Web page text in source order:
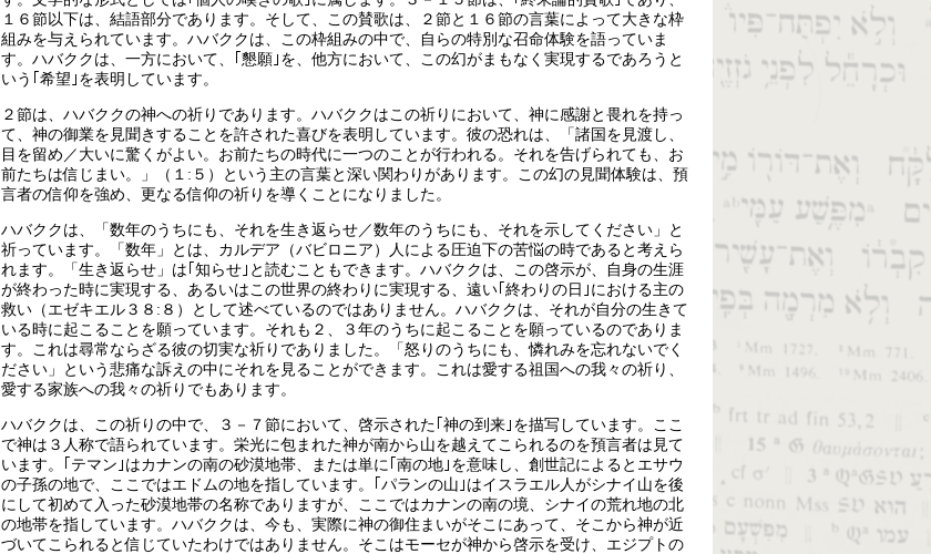
１６節以下は、結語部分であります。そして、この賛歌は、２節と１６節の言葉によって大きな枠
組みを与えられています。ハバククは、この枠組みの中で、自らの特別な召命体験を語っていま
す。ハバククは、一方において、｢懇願｣を、他方において、この幻がまもなく実現するであろうと
いう｢希望｣を表明しています。
２節は、ハバククの神への祈りであります。ハバククはこの祈りにおいて、神に感謝と畏れを持っ
て、神の御業を見聞きすることを許された喜びを表明しています。彼の恐れは、「諸国を見渡し、
目を留め／大いに驚くがよい。お前たちの時代に一つのことが行われる。それを告げられても、お
前たちは信じまい。」（１:５）という主の言葉と深い関わりがあります。この幻の見聞体験は、預
言者の信仰を強め、更なる信仰の祈りを導くことになりました。
ハバククは、「数年のうちにも、それを生き返らせ／数年のうちにも、それを示してください」と
祈っています。「数年」とは、カルデア（バビロニア）人による圧迫下の苦悩の時であると考えら
れます。「生き返らせ」は｢知らせ｣と読むこともできます。ハバククは、この啓示が、自身の生涯
が終わった時に実現する、あるいはこの世界の終わりに実現する、遠い｢終わりの日｣における主の
救い（エゼキエル３８:８）として述べているのではありません。ハバククは、それが自分の生きて
いる時に起こることを願っています。それも２、３年のうちに起こることを願っているのでありま
す。これは尋常ならざる彼の切実な祈りでありました。「怒りのうちにも、憐れみを忘れないでく
ださい」という悲痛な訴えの中にそれを見ることができます。これは愛する祖国への我々の祈り、
愛する家族への我々の祈りでもあります。
ハバククは、この祈りの中で、３－７節において、啓示された｢神の到来｣を描写しています。ここ
で神は３人称で語られています。栄光に包まれた神が南から山を越えてこられるのを預言者は見て
います。｢テマン｣はカナンの南の砂漠地帯、または単に｢南の地｣を意味し、創世記によるとエサウ
の子孫の地で、ここではエドムの地を指しています。｢パランの山｣はイスラエル人がシナイ山を後
にして初めて入った砂漠地帯の名称でありますが、ここではカナンの南の境、シナイの荒れ地の北
の地帯を指しています。ハバククは、今も、実際に神の御住まいがそこにあって、そこから神が近
づいてこられると信じていたわけではありません。そこはモーセが神から啓示を受け、エジプトの